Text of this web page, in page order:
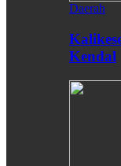
Daerah
Kendal